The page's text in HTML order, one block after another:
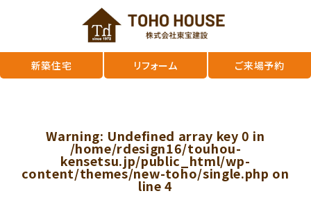
新築住宅 リフォーム ご来場予約
Warning: Undefined array key 0 in
/home/rdesign16/touhou-
kensetsu.jp/public_html/wp-
content/themes/new-toho/single.php on
line4